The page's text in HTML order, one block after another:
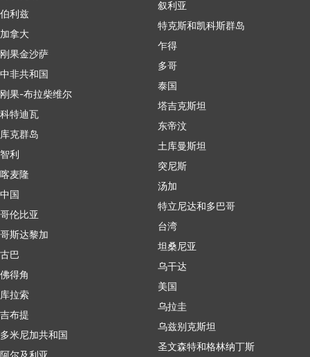
伯利兹
加拿大
刚果金沙萨
中非共和国
刚果-布拉柴维尔
科特迪瓦
库克群岛
智利
喀麦隆
中国
哥伦比亚
哥斯达黎加
古巴
佛得角
库拉索
吉布提
多米尼加共和国
阿尔及利亚
叙利亚
特克斯和凯科斯群岛
乍得
多哥
泰国
塔吉克斯坦
东帝汶
土库曼斯坦
突尼斯
汤加
特立尼达和多巴哥
台湾
坦桑尼亚
乌干达
美国
乌拉圭
乌兹别克斯坦
圣文森特和格林纳丁斯